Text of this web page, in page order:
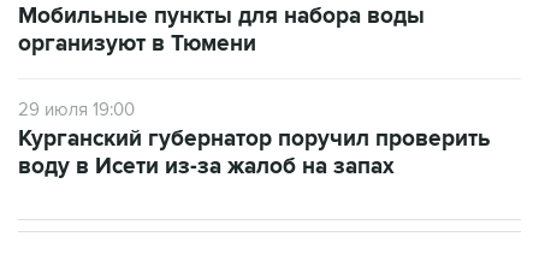
Мобильные пункты для набора воды
организуют в Тюмени
29 июля 19:00
Курганский губернатор поручил проверить
воду в Исети из-за жалоб на запах